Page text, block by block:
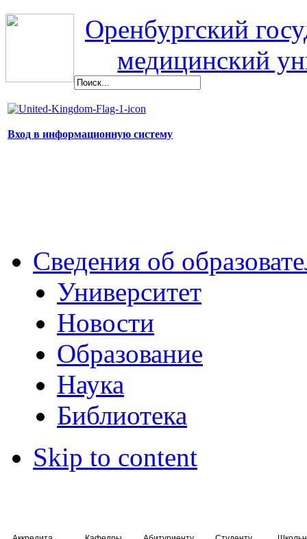
Оренбургский
медицинский
Вход в информационную систему
Сведения об
Университет
Новости
Образование
Наука
Библиотека
Skip to content